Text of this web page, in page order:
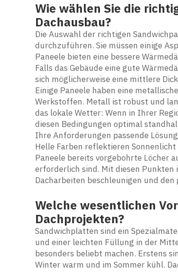
Wie wählen Sie die
Dachausbau?
Die Auswahl der richtigen
durchzuführen. Sie müssen einige
Paneele bieten eine bessere
Falls das Gebäude eine gute
sich möglicherweise eine mittlere
Einige Paneele haben eine
Werkstoffen. Metall ist robust und
das lokale Wetter: Wenn in Ihrer
diesen Bedingungen optimal
Ihre Anforderungen passende
Helle Farben reflektieren
Paneele bereits vorgebohrte Löcher
erforderlich sind. Mit diesen Punkten
Dacharbeiten beschleunigen und
Welche wesentlichen
Dachprojekten?
Sandwichplatten sind ein
und einer leichten Füllung in der
besonders beliebt machen. Erstens
Winter warm und im Sommer kühl.